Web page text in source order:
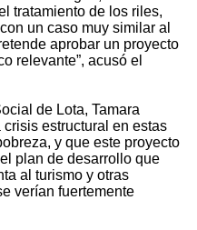
tratamiento de los riles,
un caso muy similar al
aprobar un proyecto
relevante”, acusó el
de Lota, Tamara
estructural en estas
y que este proyecto
plan de desarrollo que
al turismo y otras
verían fuertemente